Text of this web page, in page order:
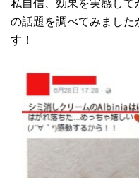
私自信、効果を実感し
の話題を調べてみました
す！